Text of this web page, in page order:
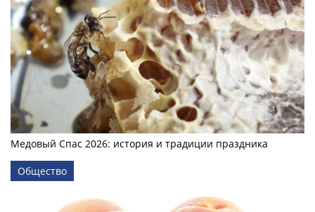
Медовый Спас 2026: история и традиции праздника
Общество